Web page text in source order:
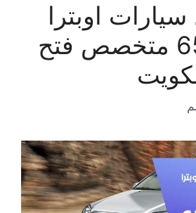
اوبترا
65557275 متخصص فتح